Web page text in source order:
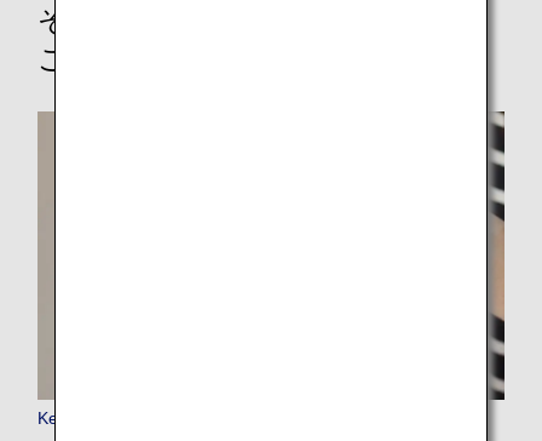
その他のオプショナルサービスの
ご案内
Keep My Fare